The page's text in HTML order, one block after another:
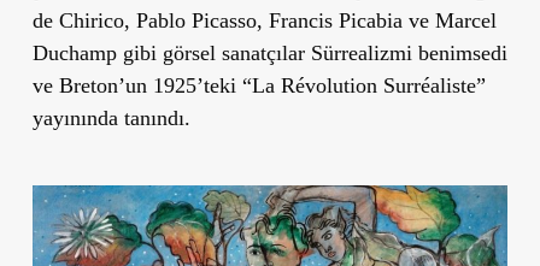
de Chirico, Pablo Picasso, Francis Picabia ve Marcel
Duchamp gibi görsel sanatçılar Sürrealizmi benimsedi
ve Breton’un 1925’teki “La Révolution Surréaliste”
yayınında tanındı.